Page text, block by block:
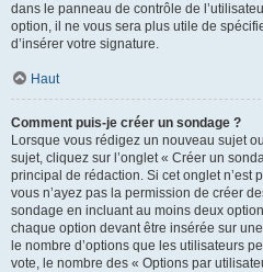
dans le panneau de contrôle de
option, il ne vous sera plus utile de
d’insérer votre signature.
Haut
Comment puis-je créer un sondage ?
Lorsque vous rédigez un nouveau sujet
sujet, cliquez sur l’onglet « Créer un
principal de rédaction. Si cet onglet n’est
vous n’ayez pas la permission de créer
sondage en incluant au moins deux
chaque option devant être insérée sur
le nombre d’options que les utilisateurs
vote, le nombre des « Options par